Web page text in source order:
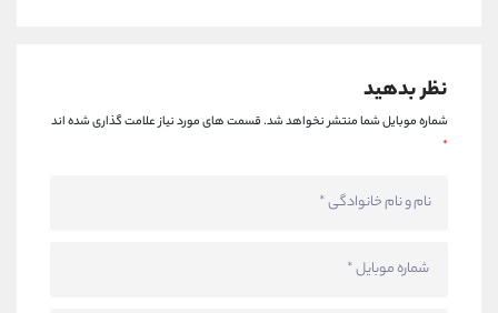
نظر بدهید
شماره موبایل شما منتشر نخواهد شد.قسمت های مورد نیاز علامت گذاری شده اند
*